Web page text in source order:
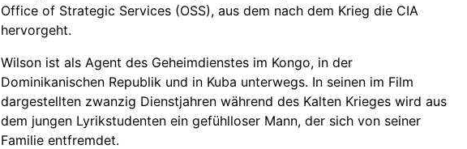
Office of Strategic Services (OSS), aus dem nach dem Krieg die CIA
hervorgeht.
Wilson ist als Agent des Geheimdienstes im Kongo, in der
Dominikanischen Republik und in Kuba unterwegs. In seinen im Film
dargestellten zwanzig Dienstjahren während des Kalten Krieges wird aus
dem jungen Lyrikstudenten ein gefühlloser Mann, der sich von seiner
Familie entfremdet.